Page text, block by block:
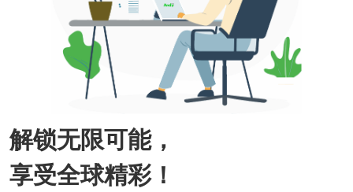
解锁无限可能，
享受全球精彩！